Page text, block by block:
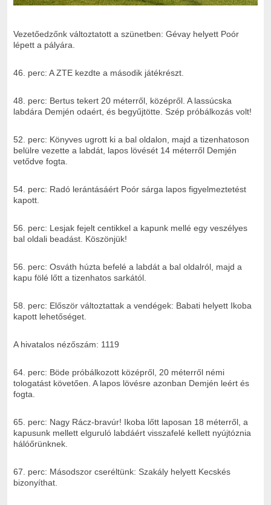
Vezetőedzőnk változtatott a szünetben: Gévay helyett Poór
lépett a pályára.
46. perc: A ZTE kezdte a második játékrészt.
48. perc: Bertus tekert 20 méterről, középről. A lassúcska
labdára Demjén odaért, és begyűjtötte. Szép próbálkozás volt!
52. perc: Könyves ugrott ki a bal oldalon, majd a tizenhatoson
belülre vezette a labdát, lapos lövését 14 méterről Demjén
vetődve fogta.
54. perc: Radó lerántásáért Poór sárga lapos figyelmeztetést
kapott.
56. perc: Lesjak fejelt centikkel a kapunk mellé egy veszélyes
bal oldali beadást. Köszönjük!
56. perc: Osváth húzta befelé a labdát a bal oldalról, majd a
kapu fölé lőtt a tizenhatos sarkától.
58. perc: Először változtattak a vendégek: Babati helyett Ikoba
kapott lehetőséget.
A hivatalos nézőszám: 1119
64. perc: Böde próbálkozott középről, 20 méterről némi
tologatást követően. A lapos lövésre azonban Demjén leért és
fogta.
65. perc: Nagy Rácz-bravúr! Ikoba lőtt laposan 18 méterről, a
kapusunk mellett elguruló labdáért visszafelé kellett nyújtóznia
hálóőrünknek.
67. perc: Másodszor cseréltünk: Szakály helyett Kecskés
bizonyíthat.